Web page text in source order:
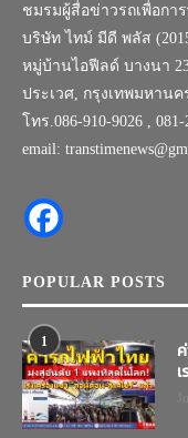
ชมรมผู้สื่อข่าวรถเพื่อกา
บริษัท ไทม์ มีดี พลัส
หมู่บ้านไอฟีลด์ บางนา
ประเวศ, กรุงเทพมหานค
โทร.086-910-9026 , 081-
email:
POPULAR POSTS
1